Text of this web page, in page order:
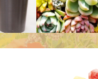
癒しを育て
る多肉セラピー®️